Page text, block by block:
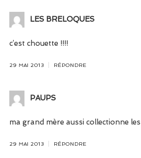
LES BRELOQUES
c’est chouette !!!!
29 MAI 2013 RÉPONDRE
PAUPS
ma grand mère aussi collectionne
29 MAI 2013 RÉPONDRE